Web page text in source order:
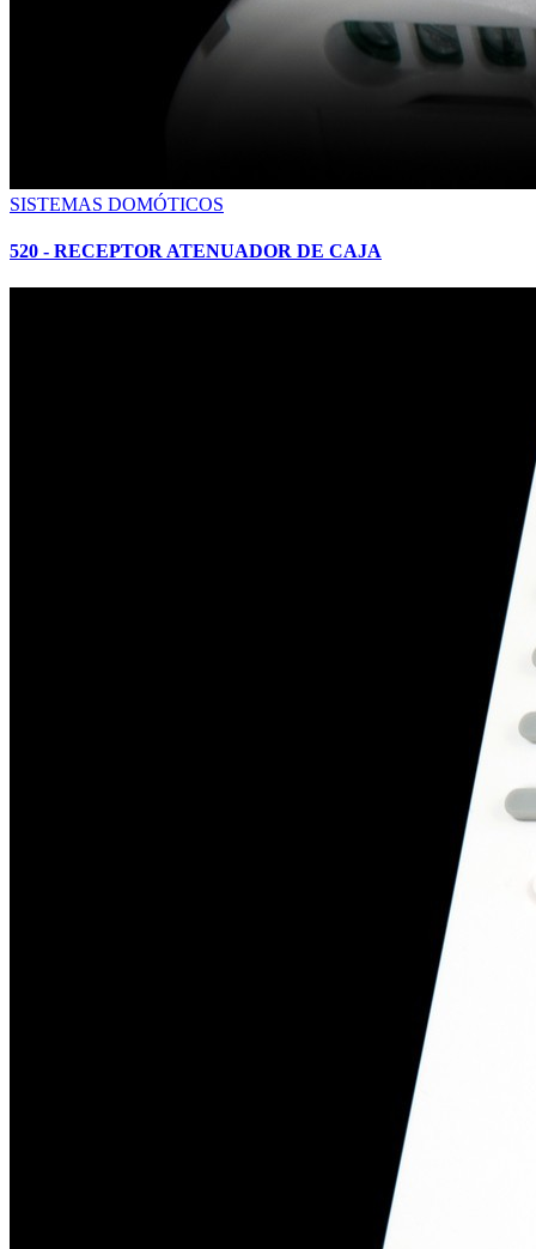
SISTEMAS DOMÓTICOS
520 - RECEPTOR ATENUADOR DE CAJA